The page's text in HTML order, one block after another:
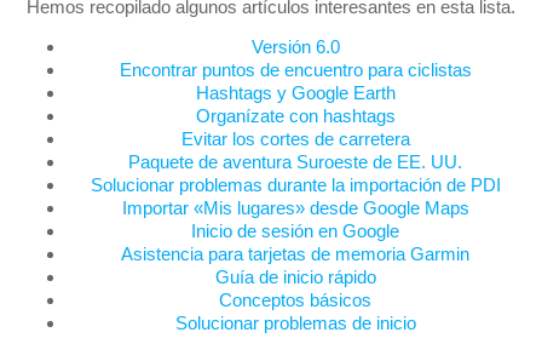
Hemos recopilado algunos artículos interesantes en esta lista.
Versión 6.0
Encontrar puntos de encuentro para ciclistas
Hashtags y Google Earth
Organízate con hashtags
Evitar los cortes de carretera
Paquete de aventura Suroeste de EE. UU.
Solucionar problemas durante la importación de PDI
Importar «Mis lugares» desde Google Maps
Inicio de sesión en Google
Asistencia para tarjetas de memoria Garmin
Guía de inicio rápido
Conceptos básicos
Solucionar problemas de inicio